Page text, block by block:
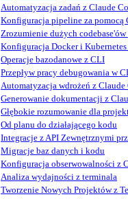
Automatyzacja zadań z Claude
Konfiguracja pipeline za pomocą
Zrozumienie dużych
Konfiguracja Docker i
Operacje bazodanowe z CLI
Przepływ pracy debugowania w
Automatyzacja wdrożeń z Claude
Generowanie dokumentacji z
Głębokie rozumowanie dla
Od planu do działającego kodu
Integracje z API Zewnętrznymi
Migracje baz danych i kodu
Konfiguracja obserwowalności z
Analiza wydajności z terminala
Tworzenie Nowych Projektów z